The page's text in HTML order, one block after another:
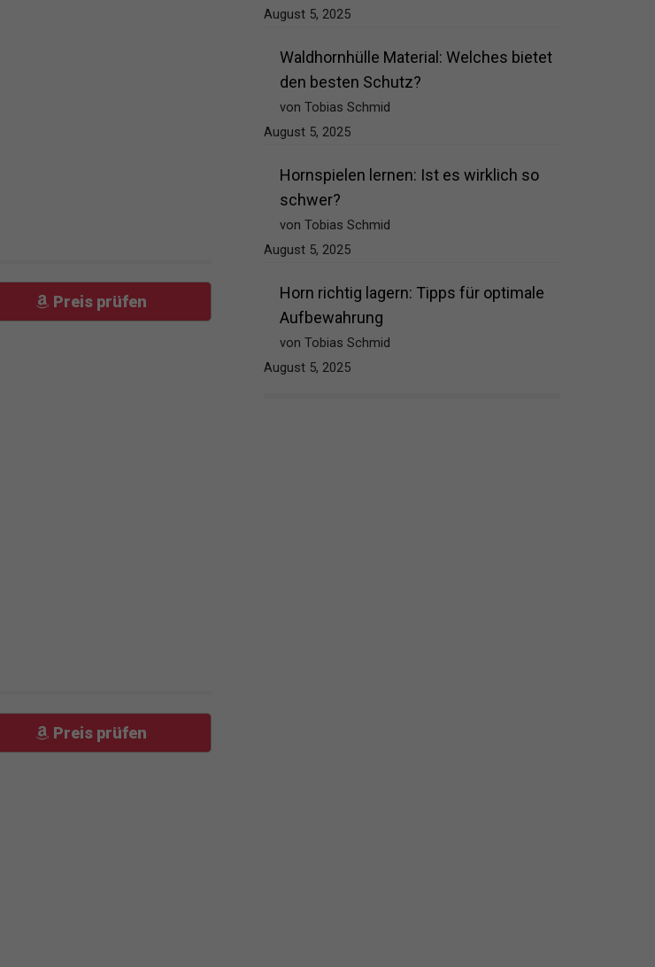
Preis prüfen
Preis prüfen
August 5, 2025
Waldhornhülle Material: Welches bietet
den besten Schutz?
von Tobias Schmid
August 5, 2025
Hornspielen lernen: Ist es wirklich so
schwer?
von Tobias Schmid
August 5, 2025
Horn richtig lagern: Tipps für optimale
Aufbewahrung
von Tobias Schmid
August 5, 2025